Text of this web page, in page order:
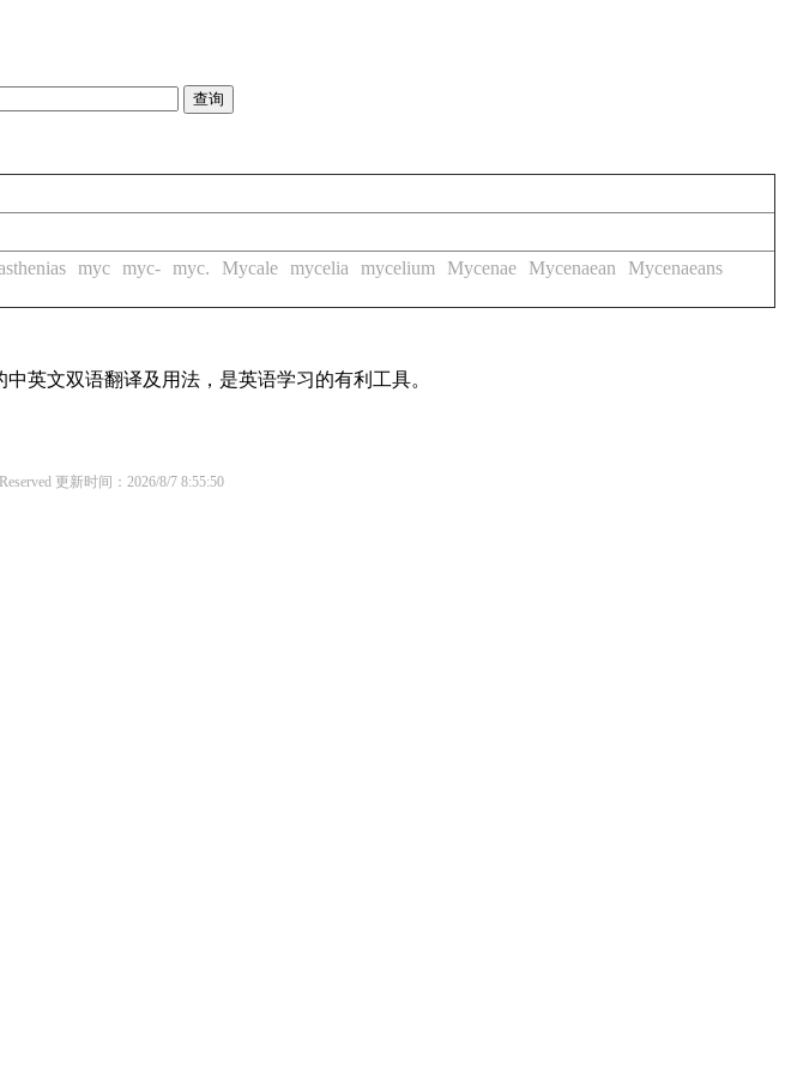
myc myc- myc. Mycale mycelia mycelium Mycenae Mycenaean
Mycenaeans
英文双语翻译及用法，是英语学习的有利工具。
更新时间：2026/8/7 8:55:50